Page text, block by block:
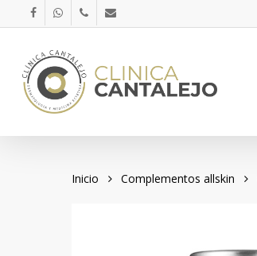
to
content
FACEBOOKWHATSAPPPHONEEMAIL
Inicio Complementos allskin